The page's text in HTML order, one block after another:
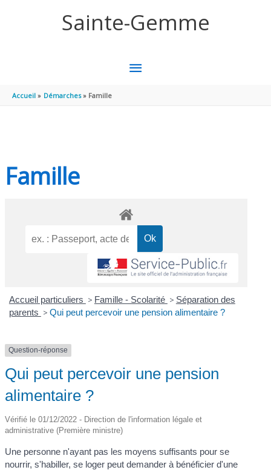
Sainte-Gemme
MENU
Accueil Démarches Famille
Famille
Accueil particuliers > Famille - Scolarité > Séparation des
parents > Qui peut percevoir une pension alimentaire ?
Question-réponse
Qui peut percevoir une pension
alimentaire ?
Vérifié le 01/12/2022 - Direction de l'information légale et
administrative (Première ministre)
Une personne n'ayant pas les moyens suffisants pour se
nourrir, s'habiller, se loger peut demander à bénéficier d'une